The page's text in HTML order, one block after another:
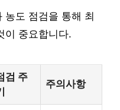
농도 점검을 통해 최
이 중요합니다.
검 주
주의사항